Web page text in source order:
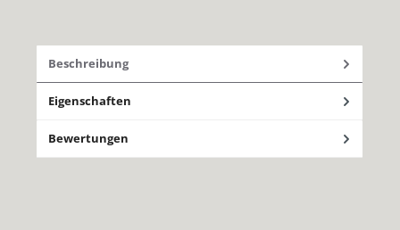
Beschreibung
Eigenschaften
Bewertungen